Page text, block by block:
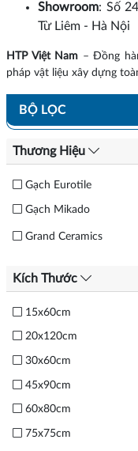
Showroom: Số
Từ Liêm - Hà Nội
HTP Việt Nam – Đồng
pháp vật liệu xây dựng
BỘ LỌC
Thương Hiệu
Gạch Eurotile
Gạch Mikado
Grand Ceramics
Kích Thước
15x60cm
20x120cm
30x60cm
45x90cm
60x80cm
75x75cm